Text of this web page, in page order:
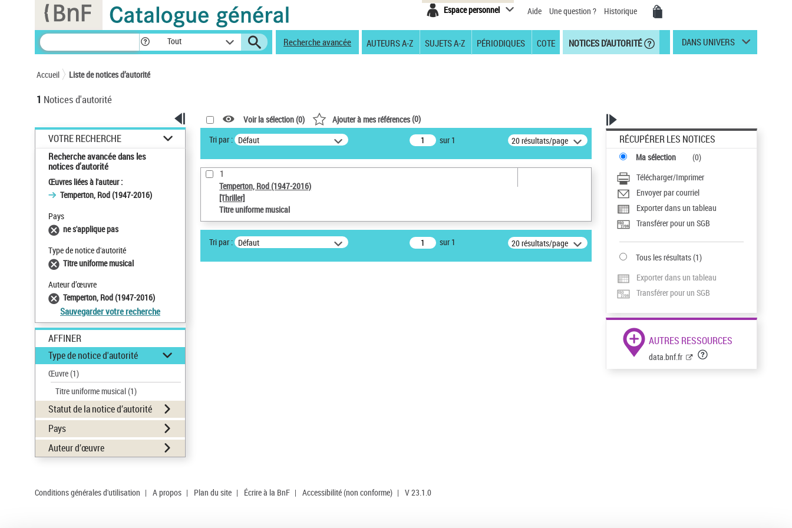
Espace personnel Aide Une question ? Historique
Tout Recherche avancée AUTEURS A-Z SUJETS A-Z PÉRIODIQUES COTE NOTICES D'AUTORITÉ DANS UNIVERS
Accueil Liste de notices d’autorité
1 Notices d'autorité
VOTRE RECHERCHE
Recherche avancée dans les
notices d’autorité
Œuvres liées à l'auteur :
Temperton, Rod (1947-2016)
Pays
ne s'applique pas
Type de notice d'autorité
Titre uniforme musical
Auteur d’œuvre
Temperton, Rod (1947-2016)
Sauvegarder votre recherche
AFFINER
Type de notice d'autorité
Œuvre(1)
Titre uniforme musical(1)
Statut de la notice d’autorité
Pays
Auteur d’œuvre
Voir la sélection (0) Ajouter à mes références(0)
Tri par : Défaut sur 1 20 résultats/page
1
Temperton, Rod (1947-2016)
[Thriller]
Titre uniforme musical
Tri par : Défaut sur 1 20 résultats/page
RÉCUPÉRER LES NOTICES
Ma sélection (0)
Télécharger/Imprimer
Envoyer par courriel
Exporter dans un tableau
Transférer pour un SGB
Tous les résultats(1)
Exporter dans un tableau
Transférer pour un SGB
AUTRES RESSOURCES
data.bnf.fr
Conditions générales d'utilisation | A propos | Plan du site | Écrire à la BnF | Accessibilité (non conforme) | V 23.1.0
Panneau de gestion des cookies